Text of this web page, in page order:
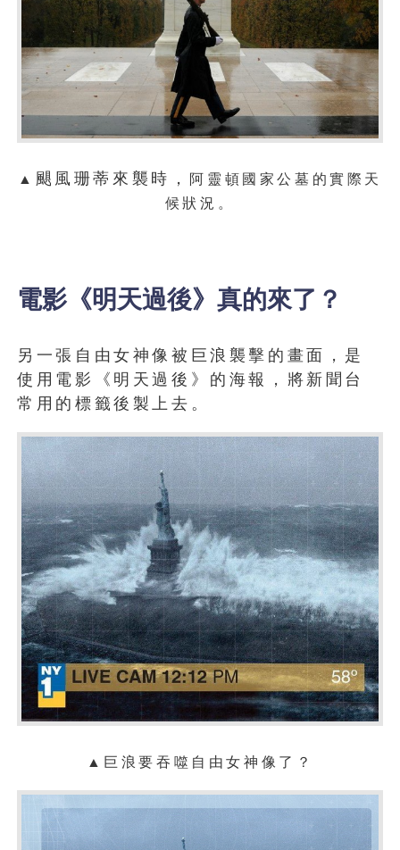
▲ 颶風珊蒂來襲時，
阿靈頓國家公墓的實際天
候狀況。
電影《明天過後》真的來了？
另一張自由女神像被巨浪襲擊的畫面，是
使用電影《明天過後》的海報，將新聞台
常用的標籤後製上去。
▲巨浪要吞噬自由女神像了？